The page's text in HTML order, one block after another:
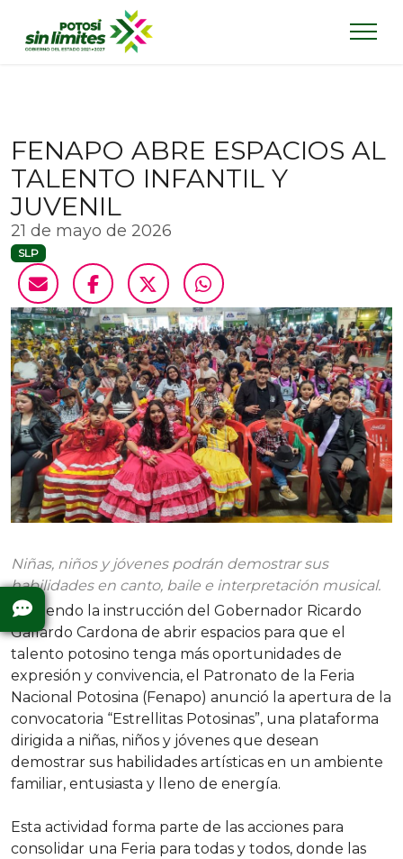
FENAPO ABRE ESPACIOS AL
TALENTO INFANTIL Y
JUVENIL
21 de mayo de 2026
SLP
Niñas, niños y jóvenes podrán demostrar sus
habilidades en canto, baile e interpretación musical.
Siguiendo la instrucción del Gobernador Ricardo
Gallardo Cardona de abrir espacios para que el
talento potosino tenga más oportunidades de
expresión y convivencia, el Patronato de la Feria
Nacional Potosina (Fenapo) anunció la apertura de la
convocatoria “Estrellitas Potosinas”, una plataforma
dirigida a niñas, niños y jóvenes que desean
demostrar sus habilidades artísticas en un ambiente
familiar, entusiasta y lleno de energía.
Esta actividad forma parte de las acciones para
consolidar una Feria para todas y todos, donde las